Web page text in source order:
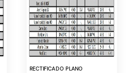
RECTIFICADO PLANO